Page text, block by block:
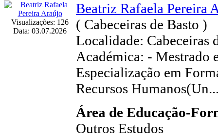
Visualizações: 126
Data: 03.07.2026
Beatriz Rafaela Pereira
( Cabeceiras de Basto )
Localidade: Cabeceiras
Académica: - Mestrado
Especialização em
Recursos
Área de Educação-
Outros Estudos